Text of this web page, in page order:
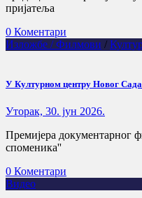
пријатеља
0 Коментари
Изложбе / Филмови /
У Културном центру Новог Сада
Уторак, 30. јун 2026.
Премијера документарног
споменика''
0 Коментари
Видео